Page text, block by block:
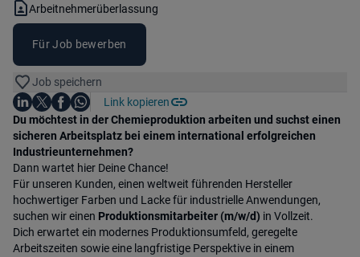
Vertragsart:
Arbeitnehmerüberlassung
Für Job bewerben
Job speichern
Teile diesen Job
Auf LinkedIn teilen
Auf X teilen
Auf Facebook teilen
Auf WhatsApp teilen
Link kopieren
Einleitung
Du möchtest in der Chemieproduktion arbeiten und suchst einen
sicheren Arbeitsplatz bei einem international erfolgreichen
Industrieunternehmen?
Dann wartet hier Deine Chance!
Für unseren Kunden, einen weltweit führenden Hersteller
hochwertiger Farben und Lacke für industrielle Anwendungen,
suchen wir einen Produktionsmitarbeiter (m/w/d) in Vollzeit.
Dich erwartet ein modernes Produktionsumfeld, geregelte
Arbeitszeiten sowie eine langfristige Perspektive in einem